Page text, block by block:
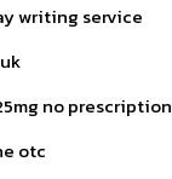
writing service
no prescription
otc